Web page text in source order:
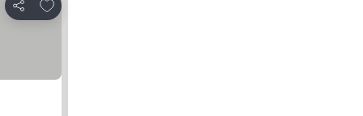
Partilhar
Adicionar aos favoritos